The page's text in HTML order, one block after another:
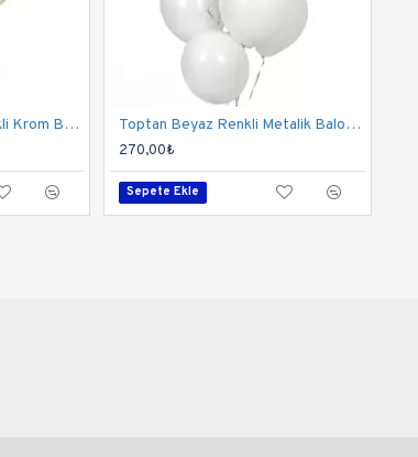
Toptan Beyaz Altın Renkli Krom Balon 50 Adet Toptan Beyaz Renkli Metalik Balon 100 Adet
270,00₺
Sepete Ekle